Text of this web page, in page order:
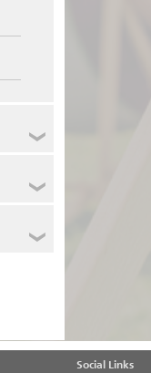
Social Links